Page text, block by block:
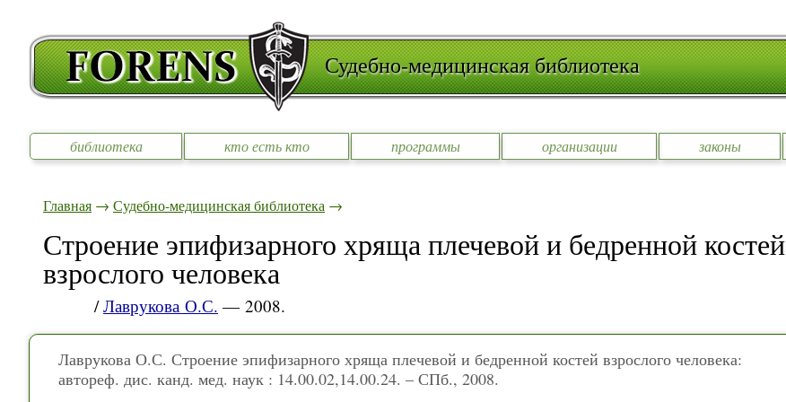
Судебно-медицинская библиотека
библиотека кто есть кто программы организации законы
Главная → Судебно-медицинская библиотека →
Строение эпифизарного хряща плечевой и бедренной костей
взрослого человека
/Лаврукова О.С. — 2008.
Лаврукова О.С. Строение эпифизарного хряща плечевой и бедренной костей взрослого человека:
автореф. дис. канд. мед. наук : 14.00.02,14.00.24. – СПб., 2008.